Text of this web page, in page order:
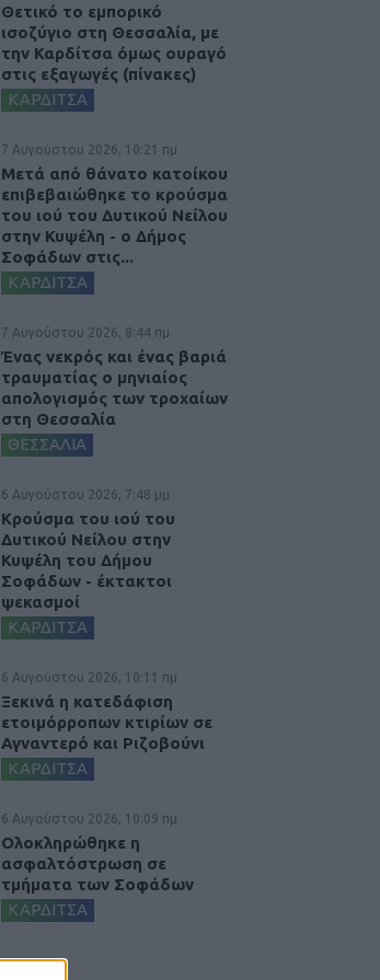
Θετικό το εμπορικό
ισοζύγιο στη Θεσσαλία, με
την Καρδίτσα όμως ουραγό
στις εξαγωγές (πίνακες)
ΚΑΡΔΙΤΣΑ
7 Αυγούστου 2026, 10:21 πμ
Μετά από θάνατο κατοίκου
επιβεβαιώθηκε το κρούσμα
του ιού του Δυτικού Νείλου
στην Κυψέλη - ο Δήμος
Σοφάδων στις...
ΚΑΡΔΙΤΣΑ
7 Αυγούστου 2026, 8:44 πμ
Ένας νεκρός και ένας βαριά
τραυματίας ο μηνιαίος
απολογισμός των τροχαίων
στη Θεσσαλία
ΘΕΣΣΑΛΙΑ
6 Αυγούστου 2026, 7:48 μμ
Κρούσμα του ιού του
Δυτικού Νείλου στην
Κυψέλη του Δήμου
Σοφάδων - έκτακτοι
ψεκασμοί
ΚΑΡΔΙΤΣΑ
6 Αυγούστου 2026, 10:11 πμ
Ξεκινά η κατεδάφιση
ετοιμόρροπων κτιρίων σε
Αγναντερό και Ριζοβούνι
ΚΑΡΔΙΤΣΑ
6 Αυγούστου 2026, 10:09 πμ
Ολοκληρώθηκε η
ασφαλτόστρωση σε
τμήματα των Σοφάδων
ΚΑΡΔΙΤΣΑ